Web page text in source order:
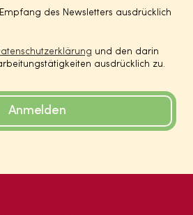
des Newsletters ausdrücklich
und den darin
ausdrücklich zu.
Anmelden